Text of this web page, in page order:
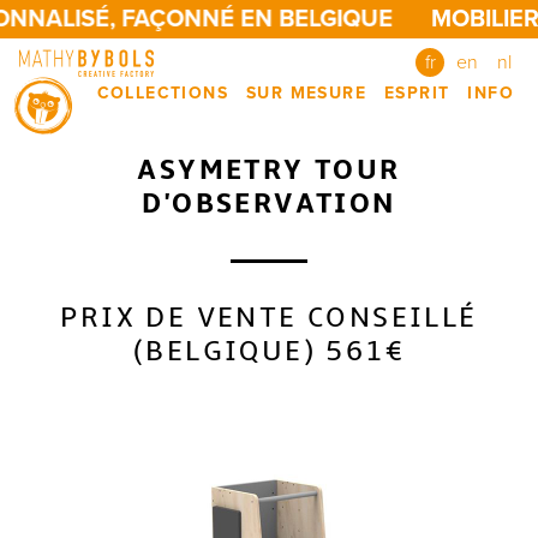
FAÇONNÉ EN BELGIQUE
fr en nl
COLLECTIONS SUR MESURE ESPRIT INFO
ASYMETRY TOUR
D'OBSERVATION
PRIX DE VENTE CONSEILLÉ
(BELGIQUE) 561€